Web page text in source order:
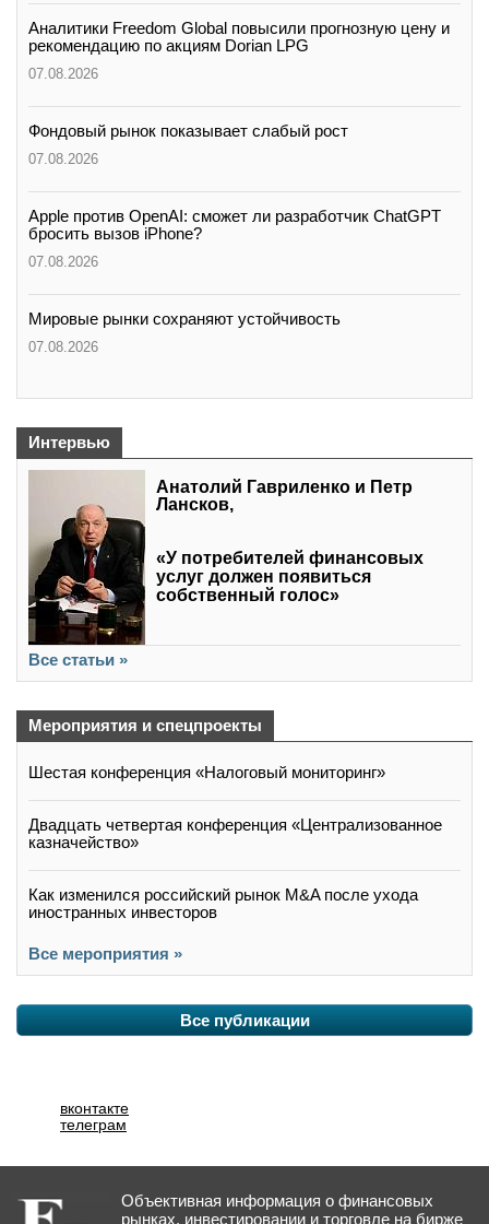
Аналитики Freedom Global повысили прогнозную цену и
рекомендацию по акциям Dorian LPG
07.08.2026
Фондовый рынок показывает слабый рост
07.08.2026
Apple против OpenAI: сможет ли разработчик ChatGPT
бросить вызов iPhone?
07.08.2026
Мировые рынки сохраняют устойчивость
07.08.2026
Интервью
Анатолий Гавриленко и Петр
Лансков,
«У потребителей финансовых
услуг должен появиться
собственный голос»
Все статьи »
Мероприятия и спецпроекты
Шестая конференция «Налоговый мониторинг»
Двадцать четвертая конференция «Централизованное
казначейство»
Как изменился российский рынок M&A после ухода
иностранных инвесторов
Все мероприятия »
Все публикации
вконтакте
телеграм
Объективная информация о финансовых
рынках, инвестировании и торговле на бирже